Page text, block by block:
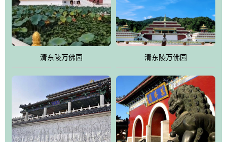
郁绚丽、优雅宜人的园林景观构成其外部形象。通过墓园建设与造
园手法相结合的默契操作，建成一处特色鲜明、服务周全、环境优
美、民族风格突出，与周边文物古迹交相呼应的极具吸引力的花园
式园林。
万佛园工程一期占地448亩，目前完成投资近12亿元人民币，园区采
用全仿古式建筑，寻求与世界文化遗产地清东陵的和谐统一，在园
区建设中寻求陵园建设与景区建设的有机融合，充分发挥独一无二
的地形优势，打造现代艺术园林，建设旅游景观、寺庙、酒店等综
合服务设施，服务于陵园经营，使企业的多元化经营项目相互依
托、相互促进，园区绿化覆盖率达90%。
清东陵万佛园 清东陵万佛园